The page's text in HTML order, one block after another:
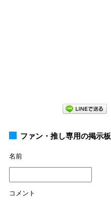
ファン・推し専用の掲示板
名前
コメント